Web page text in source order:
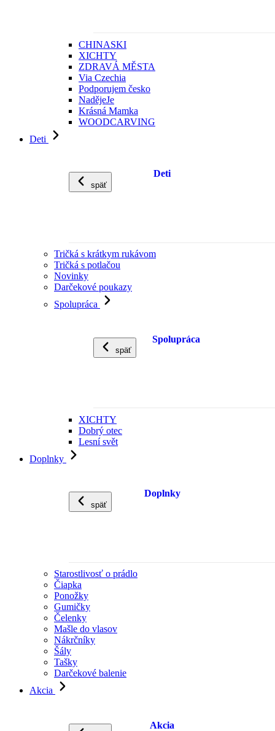
CHINASKI
XICHTY
ZDRAVÁ MĚSTA
Via Czechia
Podporujem česko
NadějeJe
Krásná Mamka
WOODCARVING
Deti
späť
Deti
Tričká s krátkym rukávom
Tričká s potlačou
Novinky
Darčekové poukazy
Spolupráca
späť
Spolupráca
XICHTY
Dobrý otec
Lesní svět
Doplnky
späť
Doplnky
Starostlivosť o prádlo
Čiapka
Ponožky
Gumičky
Čelenky
Mašle do vlasov
Nákrčníky
Šály
Tašky
Darčekové balenie
Akcia
Akcia